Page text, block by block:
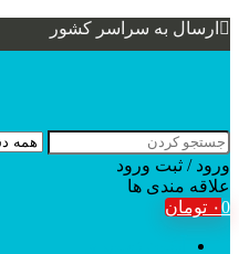
ارسال به سراسر کشور
ورود / ثبت ورود
علاقه مندی ها
0۰ تومان